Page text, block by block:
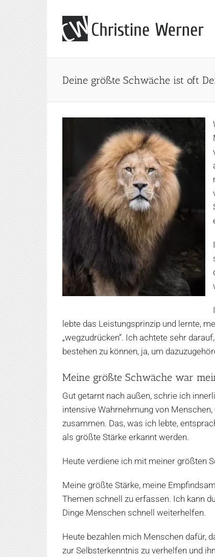
Deine größte Schwäche ist oft
lebte das Leistungsprinzip und lernte,
„wegzudrücken“. Ich achtete sehr
bestehen zu können, ja, um
Meine größte Schwäche war
Gut getarnt nach außen, schrie ich
intensive Wahrnehmung von
zusammen. Das, was ich lebte,
als größte Stärke erkannt werden.
Heute verdiene ich mit meiner größten
Meine größte Stärke, meine
Themen schnell zu erfassen. Ich kann
Dinge Menschen schnell weiterhelfen.
Heute bezahlen mich Menschen dafür,
zur Selbsterkenntnis zu verhelfen und